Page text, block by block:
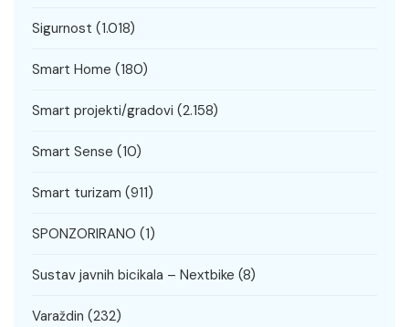
Sigurnost (1.018)
Smart Home (180)
Smart projekti/gradovi (2.158)
Smart Sense (10)
Smart turizam (911)
SPONZORIRANO (1)
Sustav javnih bicikala – Nextbike (8)
Varaždin (232)